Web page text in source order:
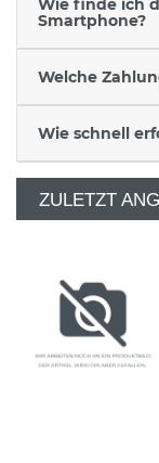
Wie finde ich
Smartphone?
Welche
Wie schnell
ZULETZT